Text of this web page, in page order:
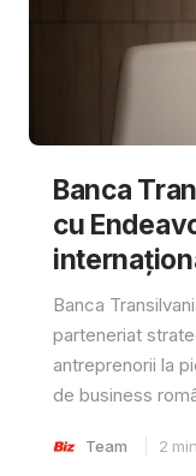
Banca
cu
Banca
parteneriat
antreprenorii la
de business
Team 2 min